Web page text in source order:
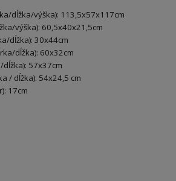
dĺžka/výška): 113,5x57x117cm
výška): 60,5x40x21,5cm
dĺžka): 30x44cm
dĺžka): 60x32cm
57x37cm
/ dĺžka): 54x24,5 cm
17cm